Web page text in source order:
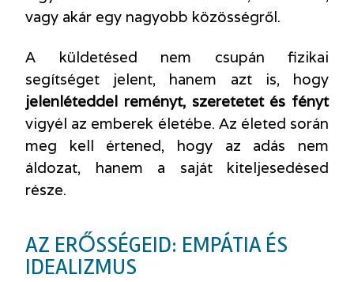
vagy akár egy nagyobb közösségről.
A küldetésed nem csupán fizikai
segítséget jelent, hanem azt is, hogy
jelenléteddel reményt, szeretetet és fényt
vigyél az emberek életébe. Az életed során
meg kell értened, hogy az adás nem
áldozat, hanem a saját kiteljesedésed
része.
AZ ERŐSSÉGEID: EMPÁTIA ÉS
IDEALIZMUS